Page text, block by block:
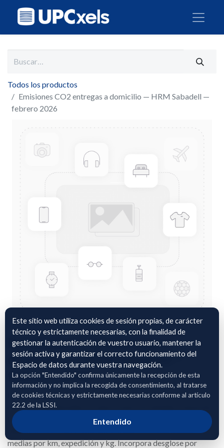
Todos los productos
Emisiones CO2 entregas a domicilio — HRM Sabadell —
febrero 2026
Emisiones CO2 entregas a
domicilio — HRM Sabadell —
febrero 2026
Datos agregados mensuales de emisiones de CO2
equivalente generadas en operaciones de entrega a domicilio.
Incluye el número total de expediciones, peso transportado,
distancia recorrida y emisiones totales, con intensidades
medias por km, expedición y kg. Incorpora desglose por
Este sitio web utiliza cookies de sesión propias, de carácter
técnico y estrictamente necesarias, con la finalidad de
gestionar la autenticación de vuestro usuario, mantener la
sesión activa y garantizar el correcto funcionamiento del
Espacio de datos durante vuestra navegación.
La opción "Entendido" confirma únicamente la recepción de esta
información y no implica la recogida de consentimiento, al tratarse
de cookies técnicas y estrictamente necesarias conforme al artículo
22.2 de la LSSI.
Entendido